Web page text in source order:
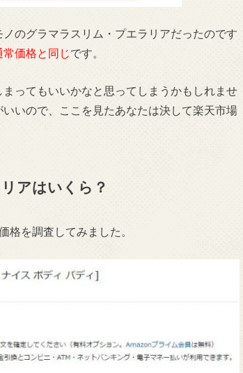
のグラマラスリム・プエラリアだったのです
価格と同じです。
ってもいいかなと思ってしまうかもしれませ
いので、ここを見たあなたは決して楽天市場
アはいくら？
格を調査してみました。